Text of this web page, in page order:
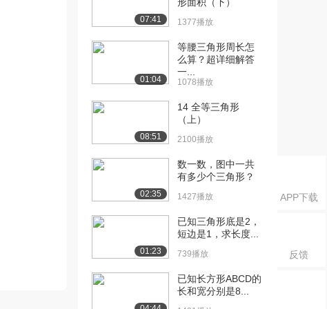
APP下载
反馈
07:41 1377播放
01:04
等腰三角形周长怎
么算？超详细解答
一...
1078播放
08:51
14 全等三角形
（上）
2100播放
02:35
数一数，图中一共
有多少个三角形？
1427播放
01:23
已知三角形底是2，
短边是1，求长度...
739播放
已知长方形ABCD的
长和宽分别是8...